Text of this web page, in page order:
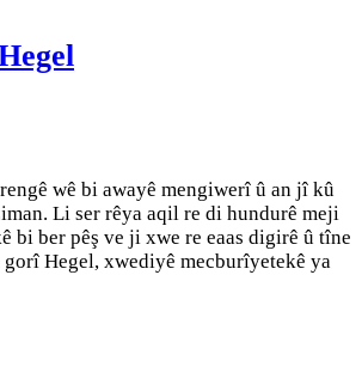
wê bi awayê mengiwerî û an jî kû
Li ser rêya aqil re di hundurê meji
bi ber pêş ve ji xwe re eaas digirê û tîne
Hegel, xwediyê mecburîyetekê ya